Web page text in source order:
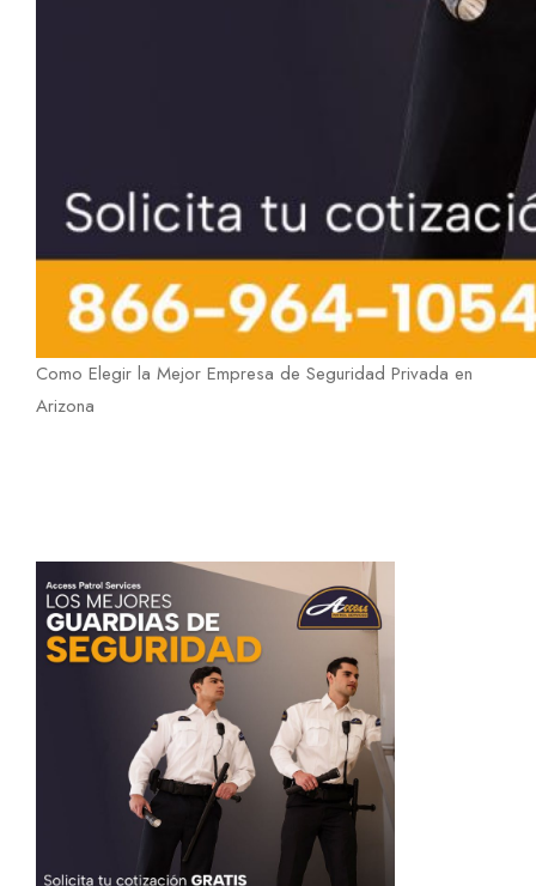
Como Elegir la Mejor Empresa de Seguridad Privada en
Arizona